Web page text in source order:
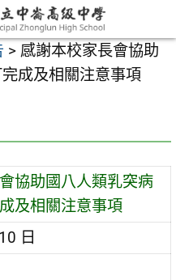
> 感謝本校家長會協助
成及相關注意事項
協助國八人類乳突病
及相關注意事項
日